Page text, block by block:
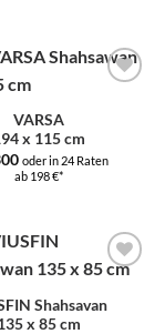
VARSA
x 115 cm
oder in 24 Raten
ab 198 €*
hinzufügen
Shahsavan
x 85 cm